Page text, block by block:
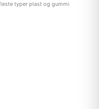
typer plast og gummi